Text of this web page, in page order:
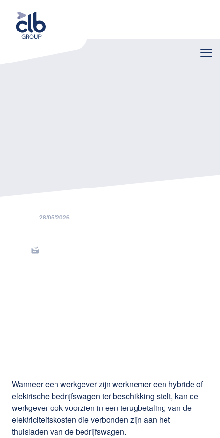
28/05/2026
elektriciteitskosten
voor het thuisladen:
Wanneer een werkgever zijn werknemer een hybride of
elektrische bedrijfswagen ter beschikking stelt, kan de
werkgever ook voorzien in een terugbetaling van de
elektriciteitskosten die verbonden zijn aan het
thuisladen van de bedrijfswagen.